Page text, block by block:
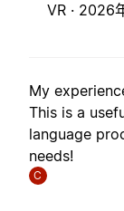
VR · 2026
My
This is a
language
needs!
C